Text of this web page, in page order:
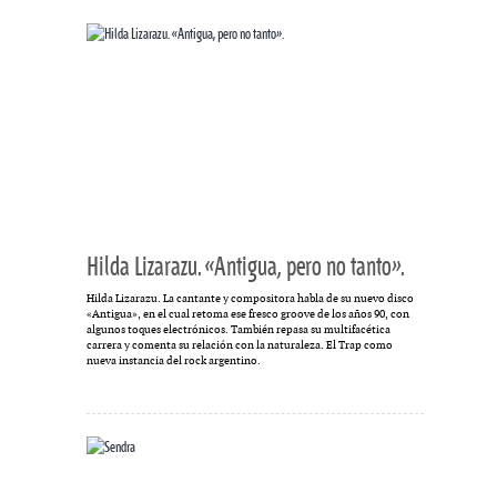
Hilda Lizarazu. «Antigua, pero no tanto».
Hilda Lizarazu. La cantante y compositora habla de su nuevo disco
«Antigua», en el cual retoma ese fresco groove de los años 90, con
algunos toques electrónicos. También repasa su multifacética
carrera y comenta su relación con la naturaleza. El Trap como
nueva instancia del rock argentino.